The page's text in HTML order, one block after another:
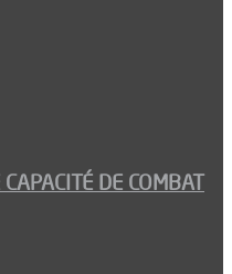
DE COMBAT